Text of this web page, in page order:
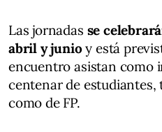
Las jornadas se
abril y junioy está
encuentro asistan como
centenar de
como de FP.